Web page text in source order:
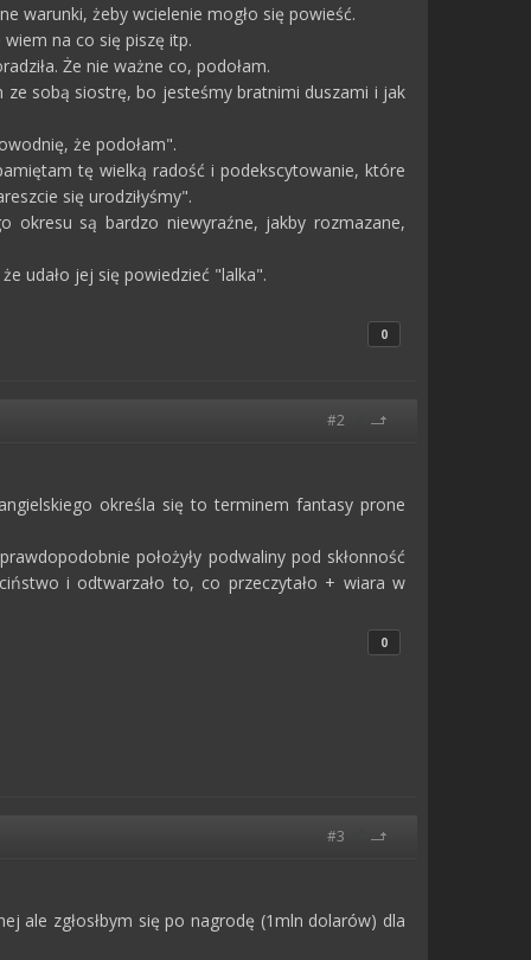
warunki, żeby wcielenie mogło się powieść.
na co się piszę itp.
Że nie ważne co, podołam.
ze sobą siostrę, bo jesteśmy bratnimi duszami i jak
że podołam".
tę wielką radość i podekscytowanie, które
się urodziłyśmy".
okresu są bardzo niewyraźne, jakby rozmazane,
udało jej się powiedzieć "lalka".
0
#2
określa się to terminem fantasy prone
położyły podwaliny pod skłonność
i odtwarzało to, co przeczytało + wiara w
0
#3
ale zgłosłbym się po nagrodę (1mln dolarów) dla